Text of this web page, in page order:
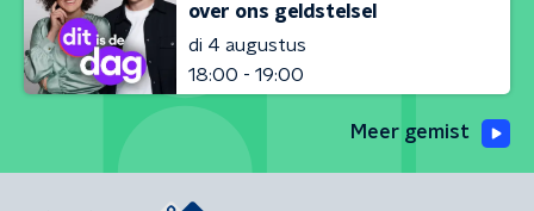
over ons geldstelsel
di 4 augustus
18:00 - 19:00
Meer gemist